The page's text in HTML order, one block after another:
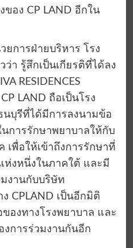
ของ CP LAND อีกใน
ยการฝ่ายบริหาร โรง
า รู้สึกเป็นเกียรติที่ได้ลง
RESIDENCES
LAND ถือเป็นโรง
นบุรีที่ได้มีการลงนามข้อ
การรักษาพยาบาลให้กับ
พื่อให้เข้าถึงการรักษาที่
งหนึ่งในภาคใต้ และมี
งานกับบริษัท
CPLAND เป็นอีกมิติ
องทางโรงพยาบาล และ
งการร่วมงานกันอีก